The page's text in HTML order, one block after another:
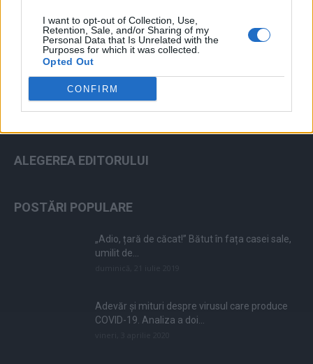
I want to opt-out of Collection, Use,
Retention, Sale, and/or Sharing of my
Personal Data that Is Unrelated with the
Purposes for which it was collected.
Opted Out
CONFIRM
ad
ALEGEREA EDITORULUI
POSTĂRI POPULARE
„Adio, țară de căcat!” Bătut în fața casei sale,
umilit de...
Adevăr și mituri despre virusul care produce
COVID-19. Analiza a doi...